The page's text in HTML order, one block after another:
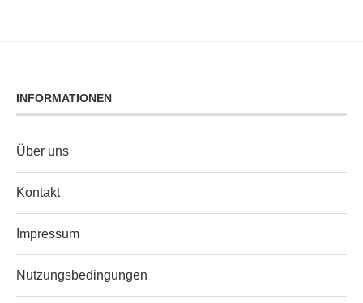
INFORMATIONEN
Über uns
Kontakt
Impressum
Nutzungsbedingungen